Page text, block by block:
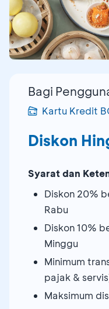
Bagi
Kartu Kredit
Diskon
Syarat dan
Diskon 20%
Rabu
Diskon 10%
Minggu
Minimum
pajak &
Maksimum